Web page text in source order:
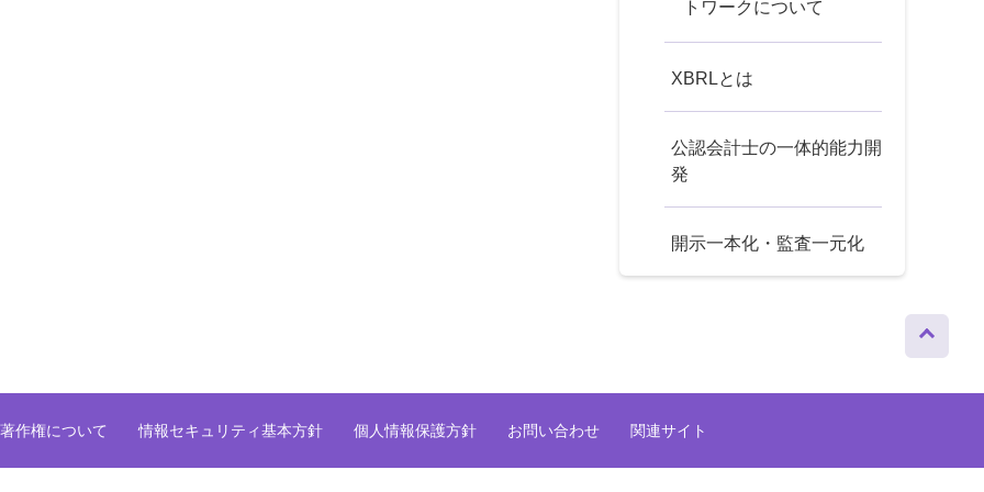
トワークについて
XBRLとは
公認会計士の一体的能力開
発
開示一本化・監査一元化
ップへ
作権について 情報セキュリティ基本方針 個人情報保護方針 お問い合わせ 関連サイト